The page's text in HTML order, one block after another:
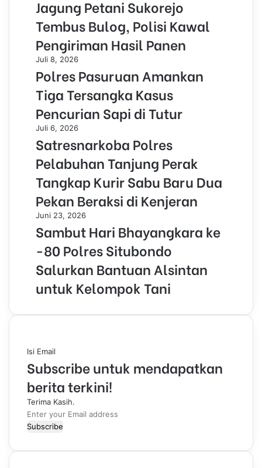
Jagung Petani Sukorejo
Tembus Bulog, Polisi Kawal
Pengiriman Hasil Panen
Juli 8, 2026
Polres Pasuruan Amankan
Tiga Tersangka Kasus
Pencurian Sapi di Tutur
Juli 6, 2026
Satresnarkoba Polres
Pelabuhan Tanjung Perak
Tangkap Kurir Sabu Baru Dua
Pekan Beraksi di Kenjeran
Juni 23, 2026
Sambut Hari Bhayangkara ke
-80 Polres Situbondo
Salurkan Bantuan Alsintan
untuk Kelompok Tani
Isi Email
Subscribe untuk mendapatkan
berita terkini!
Terima Kasih.
E
n
e